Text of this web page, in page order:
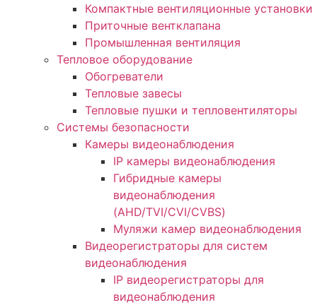
Компактные вентиляционные установки
Приточные вентклапана
Промышленная вентиляция
Тепловое оборудование
Обогреватели
Тепловые завесы
Тепловые пушки и тепловентиляторы
Системы безопасности
Камеры видеонаблюдения
IP камеры видеонаблюдения
Гибридные камеры
видеонаблюдения
(AHD/TVI/CVI/CVBS)
Муляжи камер видеонаблюдения
Видеорегистраторы для систем
видеонаблюдения
IP видеорегистраторы для
видеонаблюдения